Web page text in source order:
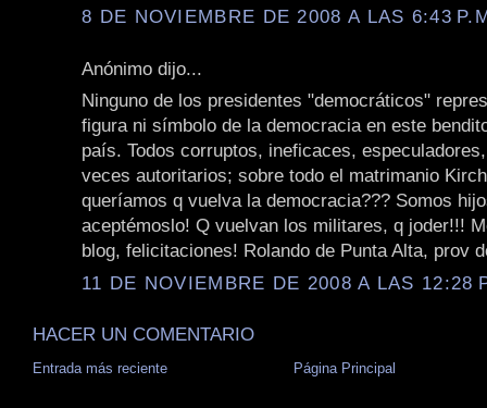
8 DE NOVIEMBRE DE 2008 A LAS 6:43
Anónimo dijo...
Ninguno de los presidentes "democráticos"
figura ni símbolo de la democracia en este
país. Todos corruptos, ineficaces,
veces autoritarios; sobre todo el matrimanio
queríamos q vuelva la democracia??? Somos
aceptémoslo! Q vuelvan los militares, q joder!!!
blog, felicitaciones! Rolando de Punta Alta, prov
11 DE NOVIEMBRE DE 2008 A LAS 12:28
HACER UN COMENTARIO
Entrada más reciente Página Principal